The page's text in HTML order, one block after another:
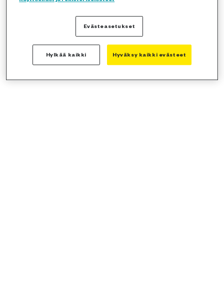
Evästeasetukset
Hylkää kaikki Hyväksy kaikki evästeet